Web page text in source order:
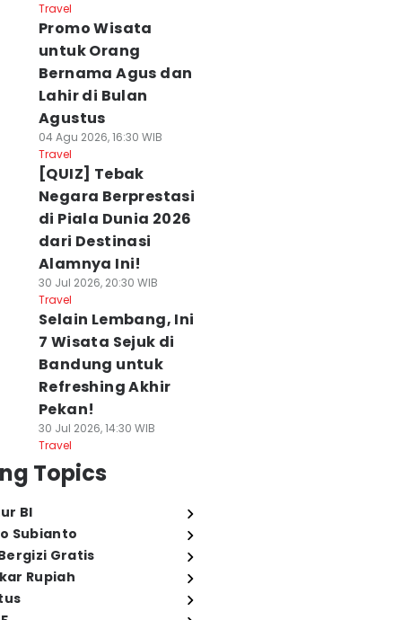
Travel
Promo Wisata
untuk Orang
Bernama Agus dan
Lahir di Bulan
Agustus
04 Agu 2026, 16:30 WIB
Travel
[QUIZ] Tebak
Negara Berprestasi
di Piala Dunia 2026
dari Destinasi
Alamnya Ini!
30 Jul 2026, 20:30 WIB
Travel
Selain Lembang, Ini
7 Wisata Sejuk di
Bandung untuk
Refreshing Akhir
Pekan!
30 Jul 2026, 14:30 WIB
Travel
Topics
BI
Subianto
Gratis
Rupiah